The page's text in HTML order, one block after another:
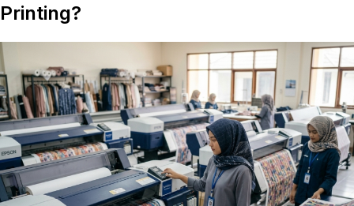
Printing?